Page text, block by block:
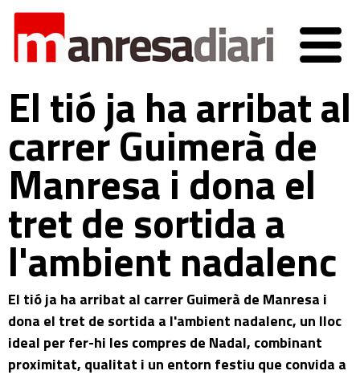
El tió ja ha arribat al
carrer Guimerà de
Manresa i dona el
tret de sortida a
l'ambient nadalenc
El tió ja ha arribat al carrer Guimerà de Manresa i
dona el tret de sortida a l'ambient nadalenc, un lloc
ideal per fer-hi les compres de Nadal, combinant
proximitat, qualitat i un entorn festiu que convida a